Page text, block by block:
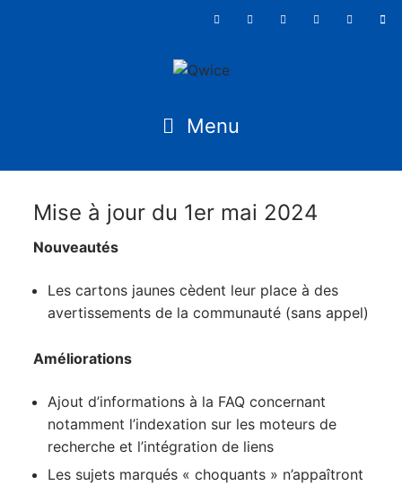
Mise à jour du 1er mai 2024
Nouveautés
Les cartons jaunes cèdent leur place à des
avertissements de la communauté (sans appel)
Améliorations
Ajout d’informations à la FAQ concernant
notamment l’indexation sur les moteurs de
recherche et l’intégration de liens
Les sujets marqués « choquants » n’appaîtront